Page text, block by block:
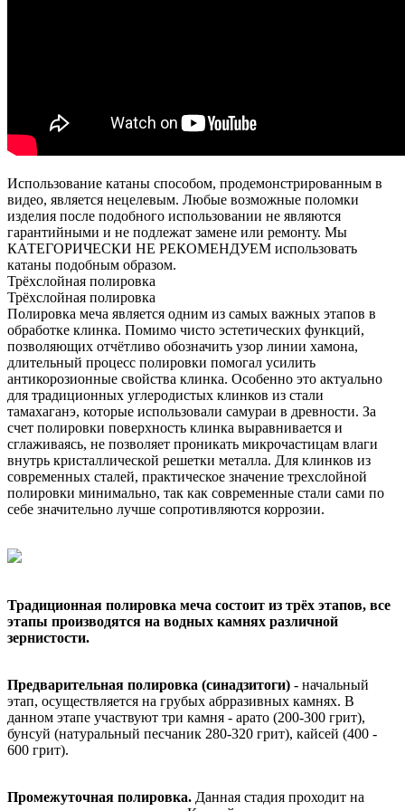
Использование катаны способом, продемонстрированным в
видео, является нецелевым. Любые возможные поломки
изделия после подобного использовании не являются
гарантийными и не подлежат замене или ремонту. Мы
КАТЕГОРИЧЕСКИ НЕ РЕКОМЕНДУЕМ использовать
катаны подобным образом.
Трёхслойная полировка
Трёхслойная полировка
Полировка меча является одним из самых важных этапов в
обработке клинка. Помимо чисто эстетических функций,
позволяющих отчётливо обозначить узор линии хамона,
длительный процесс полировки помогал усилить
антикорозионные свойства клинка. Особенно это актуально
для традиционных углеродистых клинков из стали
тамахаганэ, которые использовали самураи в древности. За
счет полировки поверхность клинка выравнивается и
сглаживаясь, не позволяет проникать микрочастицам влаги
внутрь кристаллической решетки металла. Для клинков из
современных сталей, практическое значение трехслойной
полировки минимально, так как современные стали сами по
себе значительно лучше сопротивляются коррозии.
Традиционная полировка меча состоит из трёх этапов, все
этапы производятся на водных камнях различной
зернистости.
Предварительная полировка (синадзитоги) - начальный
этап, осуществляется на грубых абрразивных камнях. В
данном этапе участвуют три камня - арато (200-300 грит),
бунсуй (натуральный песчаник 280-320 грит), кайсей (400 -
600 грит).
Промежуточная полировка. Данная стадия проходит на